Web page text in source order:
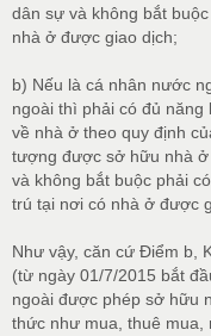
dân sự và không bắt
nhà ở được giao dịch;
b) Nếu là cá nhân nước
ngoài thì phải có đủ
về nhà ở theo quy định
tượng được sở hữu nhà ở
và không bắt buộc phải
trú tại nơi có nhà ở được
Như vậy, căn cứ Điểm b,
(từ ngày 01/7/2015 bắt
ngoài được phép sở hữu
thức như mua, thuê mua,